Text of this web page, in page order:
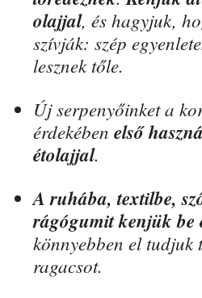
olajjal, és hagyjuk,
szívják: szép
lesznek tőle.
Új serpenyőinket a
érdekében első
étolajjal.
A ruhába, textilbe,
rágógumit kenjük
könnyebben el
ragacsot.